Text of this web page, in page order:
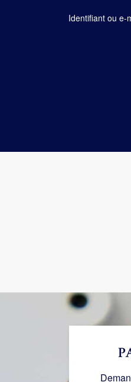
Identifiant ou e-